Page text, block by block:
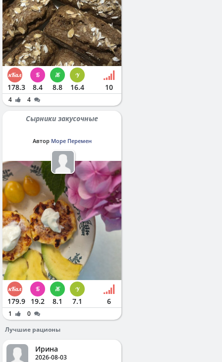
178.3 8.4 8.8 16.4 10
4 4
Сырники закусочные
Автор Море Перемен
179.9 19.2 8.1 7.1 6
1
0
Лучшие рационы
Ирина
2026-08-03